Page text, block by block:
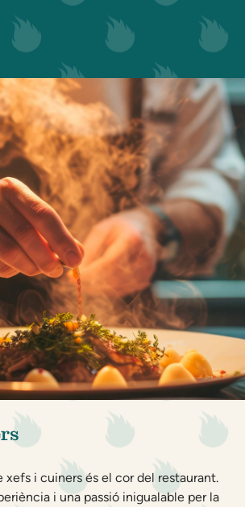
xefs i cuiners és el cor del restaurant.
i una passió inigualable per la